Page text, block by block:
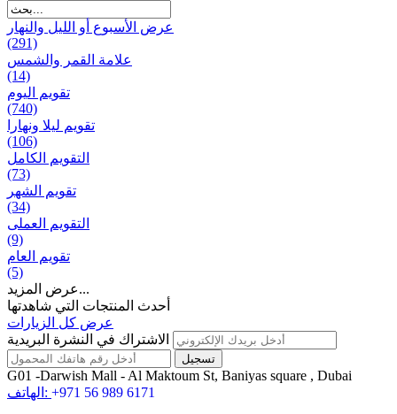
عرض الأسبوع أو الليل والنهار
(291)
علامة القمر والشمس
(14)
تقویم الیوم
(740)
تقويم ليلا ونهارا
(106)
التقويم الكامل
(73)
تقويم الشهر
(34)
التقويم العملی
(9)
تقويم العام
(5)
عرض المزيد...
أحدث المنتجات التي شاهدتها
عرض كل الزيارات
الاشتراك في النشرة البريدية
G01 -Darwish Mall - Al Maktoum St, Baniyas square , Dubai
الهاتف: +971 56 989 6171